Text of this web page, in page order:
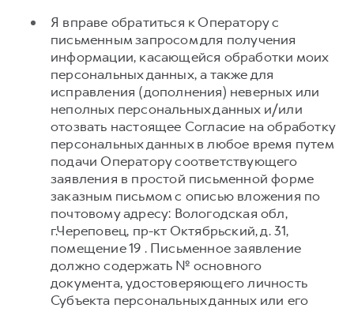
Я вправе обратиться к Оператору с
письменным запросом для получения
информации, касающейся обработки моих
персональных данных, а также для
исправления (дополнения) неверных или
неполных персональных данных и/или
отозвать настоящее Согласие на обработку
персональных данных в любое время путем
подачи Оператору соответствующего
заявления в простой письменной форме
заказным письмом с описью вложения по
почтовому адресу: Вологодская обл,
г.Череповец, пр-кт Октябрьский, д. 31,
помещение 19 . Письменное заявление
должно содержать № основного
документа, удостоверяющего личность
Субъекта персональных данных или его